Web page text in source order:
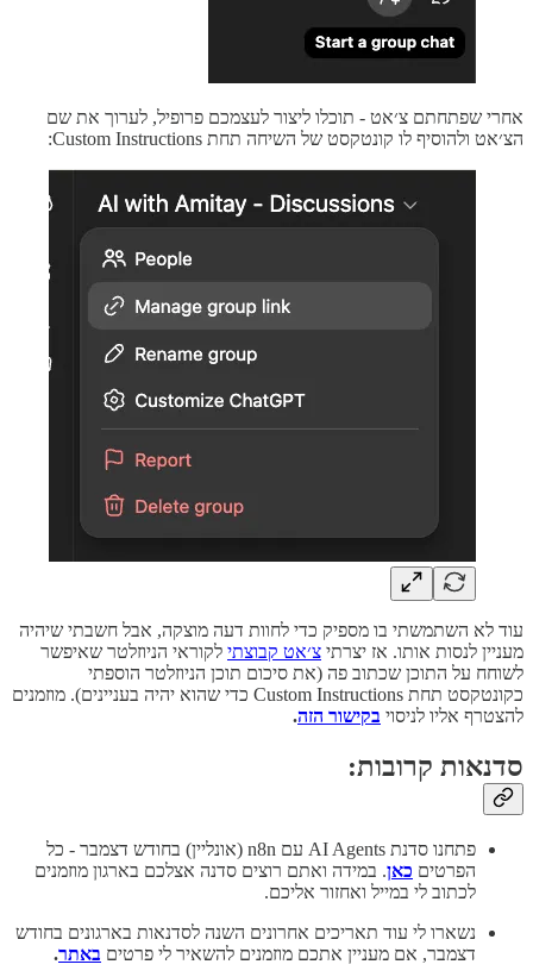
אחרי שפתחתם צ׳אט - תוכלו ליצור לעצמכם פרופיל, לערוך את שם
הצ׳אט ולהוסיף לו קונטקסט של השיחה תחת Custom Instructions:
עוד לא השתמשתי בו מספיק כדי לחוות דעה מוצקה, אבל חשבתי שיהיה
מעניין לנסות אותו. אז יצרתי צ׳אט קבוצתי לקוראי הניוזלטר שאיפשר
לשוחח על התוכן שכתוב פה (את סיכום תוכן הניוזלטר הוספתי
כקונטקסט תחת Custom Instructions כדי שהוא יהיה בעניינים). מוזמנים
להצטרף אליו לניסוי בקישור הזה.
סדנאות קרובות:
פתחנו סדנת AI Agents עם n8n (אונליין) בחודש דצמבר - כל
הפרטים כאן. במידה ואתם רוצים סדנה אצלכם בארגון מוזמנים
לכתוב לי במייל ואחזור אליכם.
נשארו לי עוד תאריכים אחרונים השנה לסדנאות בארגונים בחודש
דצמבר, אם מעניין אתכם מוזמנים להשאיר לי פרטים באתר.